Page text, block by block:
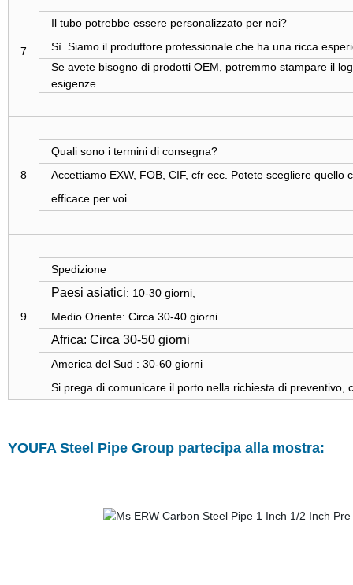
7
Il tubo potrebbe essere personalizzato per noi?
Sì. Siamo il produttore professionale che ha una ricca
Se avete bisogno di prodotti OEM, potremmo stampare il
esigenze.
8
Quali sono i termini di consegna?
Accettiamo EXW, FOB, CIF, cfr ecc. Potete scegliere quello
efficace per voi.
9
Spedizione
Paesi asiatici: 10-30 giorni,
Medio Oriente: Circa 30-40 giorni
Africa: Circa 30-50 giorni
America del Sud : 30-60 giorni
Si prega di comunicare il porto nella richiesta di preventivo,
YOUFA Steel Pipe Group partecipa alla mostra: